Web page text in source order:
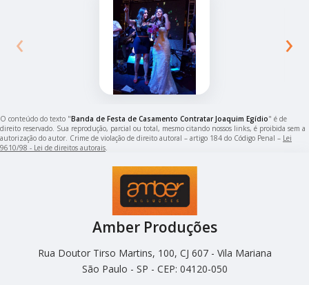
‹ ›
O conteúdo do texto "Banda de Festa de Casamento Contratar Joaquim Egídio" é de
direito reservado. Sua reprodução, parcial ou total, mesmo citando nossos links, é proibida sem a
autorização do autor. Crime de violação de direito autoral – artigo 184 do Código Penal – Lei
9610/98 - Lei de direitos autorais.
Amber Produções
Rua Doutor Tirso Martins, 100, CJ 607 - Vila Mariana
São Paulo - SP - CEP: 04120-050